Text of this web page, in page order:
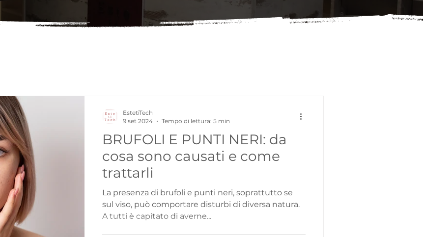
BRUFOLI E PUNTI NERI: da
cosa sono causati e come
trattarli
La presenza di brufoli e punti neri, soprattutto se
sul viso, può comportare disturbi di diversa natura.
A tutti è capitato di averne...
EstetiTech
9 set 2024
Tempo di lettura: 5 min